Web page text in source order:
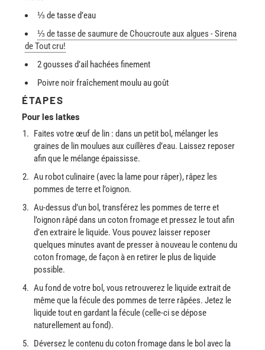
⅓ de tasse d’eau
⅓ de tasse de saumure de Choucroute aux algues - Sirena
de Tout cru!
2 gousses d’ail hachées finement
Poivre noir fraîchement moulu au goût
ÉTAPES
Pour les latkes
Faites votre œuf de lin : dans un petit bol, mélanger les
graines de lin moulues aux cuillères d’eau. Laissez reposer
afin que le mélange épaississe.
Au robot culinaire (avec la lame pour râper), râpez les
pommes de terre et l’oignon.
Au-dessus d’un bol, transférez les pommes de terre et
l’oignon râpé dans un coton fromage et pressez le tout afin
d’en extraire le liquide. Vous pouvez laisser reposer
quelques minutes avant de presser à nouveau le contenu du
coton fromage, de façon à en retirer le plus de liquide
possible.
Au fond de votre bol, vous retrouverez le liquide extrait de
même que la fécule des pommes de terre râpées. Jetez le
liquide tout en gardant la fécule (celle-ci se dépose
naturellement au fond).
Déversez le contenu du coton fromage dans le bol avec la